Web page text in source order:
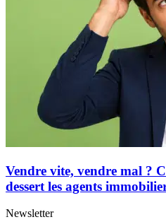
Vendre vite, vendre mal ?
dessert les agents
Newsletter